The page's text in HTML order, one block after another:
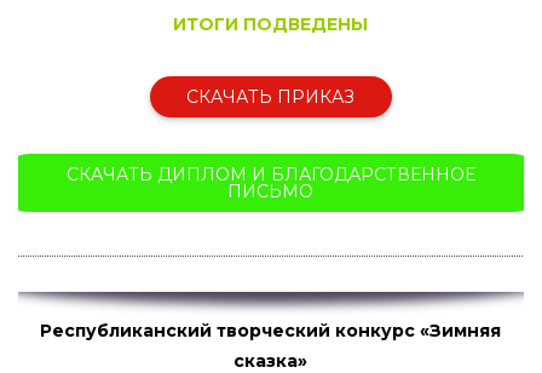
ИТОГИ ПОДВЕДЕНЫ
СКАЧАТЬ ПРИКАЗ
СКАЧАТЬ ДИПЛОМ И БЛАГОДАРСТВЕННОЕ
ПИСЬМО
Республиканский творческий конкурс «Зимняя
сказка»